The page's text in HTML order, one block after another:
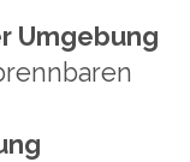
Umgebung